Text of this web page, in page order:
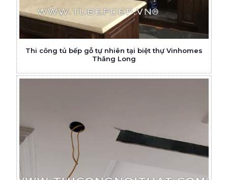
Thi công tủ bếp gỗ tự nhiên tại biệt thự Vinhomes
Thăng Long